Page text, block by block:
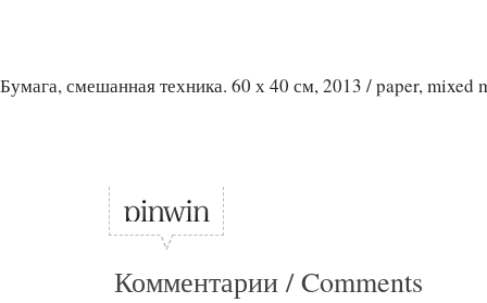
Бумага, смешанная техника. 60 х 40 см, 2013 / paper, mixed
Комментарии / Comments